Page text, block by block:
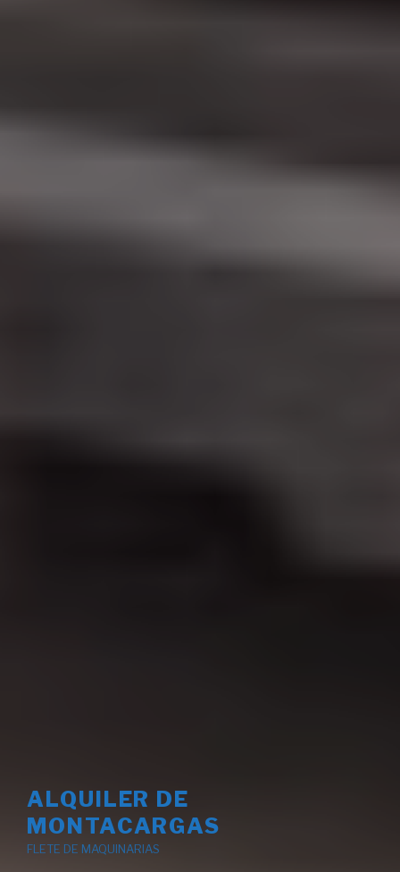
ALQUILER DE
MONTACARGAS
FLETE DE MAQUINARIAS